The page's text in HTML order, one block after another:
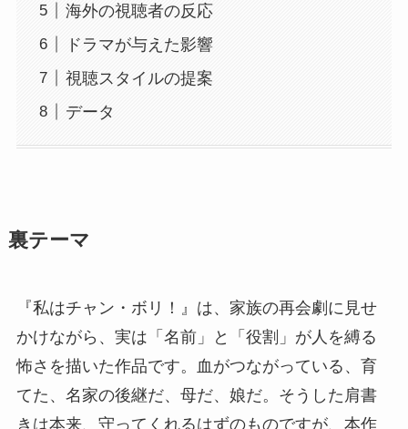
海外の視聴者の反応
ドラマが与えた影響
視聴スタイルの提案
データ
裏テーマ
『私はチャン・ボリ！』は、家族の再会劇に見せ
かけながら、実は「名前」と「役割」が人を縛る
怖さを描いた作品です。血がつながっている、育
てた、名家の後継だ、母だ、娘だ。そうした肩書
きは本来、守ってくれるはずのものですが、本作